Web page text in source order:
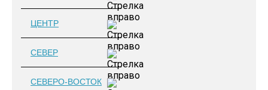
ЦЕНТР
СЕВЕР
СЕВЕРО-ВОСТОК